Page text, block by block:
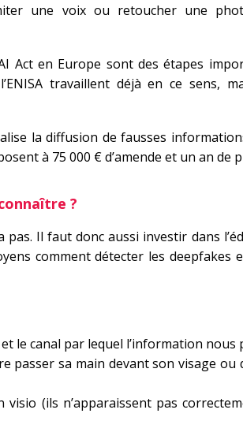
une voix ou retoucher une
Act en Europe sont des étapes
travaillent déjà en ce sens,
la diffusion de fausses
à 75 000 € d’amende et un an de
?
Il faut donc aussi investir dans
comment détecter les deepfakes
le canal par lequel l’information nous
passer sa main devant son visage ou
visio (ils n’apparaissent pas